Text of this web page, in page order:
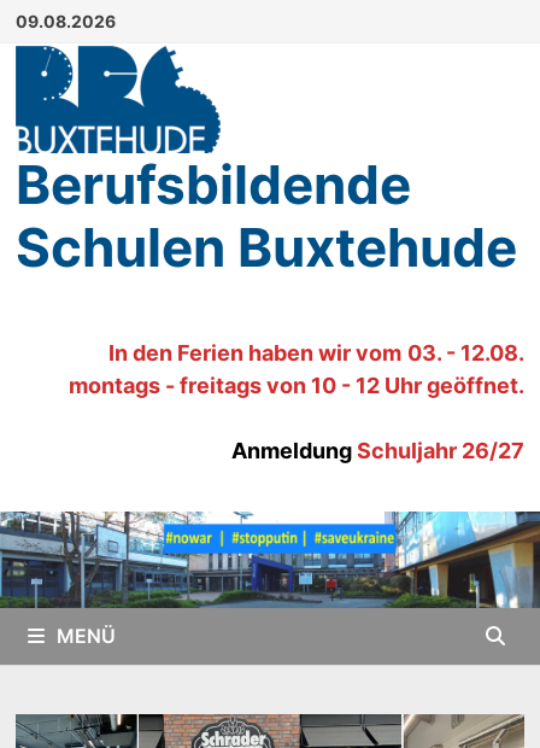
Zum
Inhalt
springen
09.08.2026
Berufsbildende
Schulen Buxtehude
In den Ferien haben wirvom 03. - 12.08.
montags - freitags von 10 - 12 Uhr geöffnet.
AnmeldungSchuljahr 26/27
MENÜ